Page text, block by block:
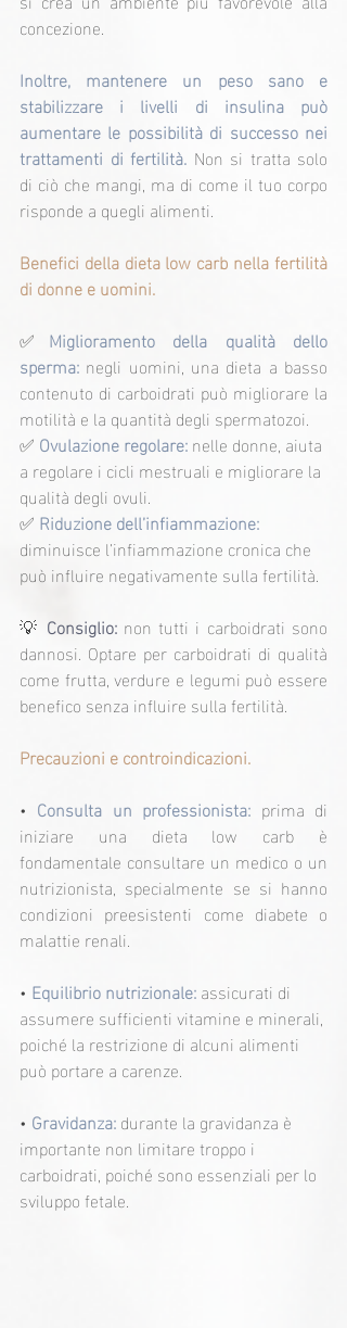
concezione.
Inoltre, mantenere un peso sano e
stabilizzare i livelli di insulina può
aumentare le possibilità di successo nei
trattamenti di fertilità. Non si tratta solo
di ciò che mangi, ma di come il tuo corpo
risponde a quegli alimenti.
Benefici della dieta low carb nella fertilità
di donne e uomini.
✅ Miglioramento della qualità dello
sperma: negli uomini, una dieta a basso
contenuto di carboidrati può migliorare la
motilità e la quantità degli spermatozoi.
✅ Ovulazione regolare: nelle donne, aiuta
a regolare i cicli mestruali e migliorare la
qualità degli ovuli.
✅ Riduzione dell’infiammazione:
diminuisce l’infiammazione cronica che
può influire negativamente sulla fertilità.
💡 Consiglio: non tutti i carboidrati sono
dannosi. Optare per carboidrati di qualità
come frutta, verdure e legumi può essere
benefico senza influire sulla fertilità.
Precauzioni e controindicazioni.
• Consulta un professionista: prima di
iniziare una dieta low carb è
fondamentale consultare un medico o un
nutrizionista, specialmente se si hanno
condizioni preesistenti come diabete o
malattie renali.
• Equilibrio nutrizionale: assicurati di
assumere sufficienti vitamine e minerali,
poiché la restrizione di alcuni alimenti
può portare a carenze.
• Gravidanza: durante la gravidanza è
importante non limitare troppo i
carboidrati, poiché sono essenziali per lo
sviluppo fetale.